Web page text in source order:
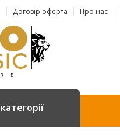
Договір оферта Про нас